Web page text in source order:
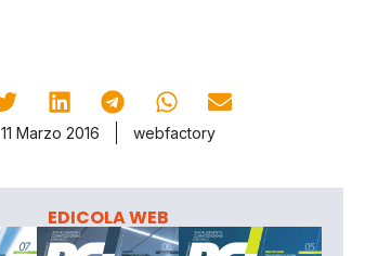
11 Marzo 2016
webfactory
EDICOLA WEB